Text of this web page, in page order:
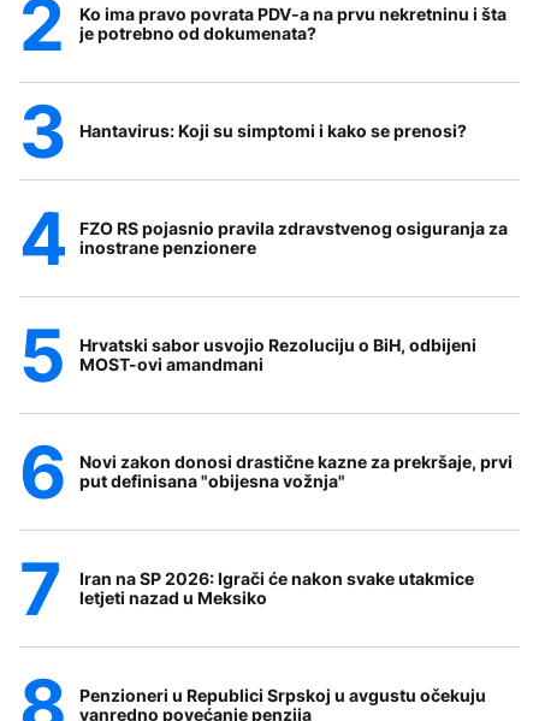
Ko ima pravo povrata PDV-a na prvu nekretninu i šta
je potrebno od dokumenata?
Hantavirus: Koji su simptomi i kako se prenosi?
FZO RS pojasnio pravila zdravstvenog osiguranja za
inostrane penzionere
Hrvatski sabor usvojio Rezoluciju o BiH, odbijeni
MOST-ovi amandmani
Novi zakon donosi drastične kazne za prekršaje, prvi
put definisana "obijesna vožnja"
Iran na SP 2026: Igrači će nakon svake utakmice
letjeti nazad u Meksiko
Penzioneri u Republici Srpskoj u avgustu očekuju
vanredno povećanje penzija